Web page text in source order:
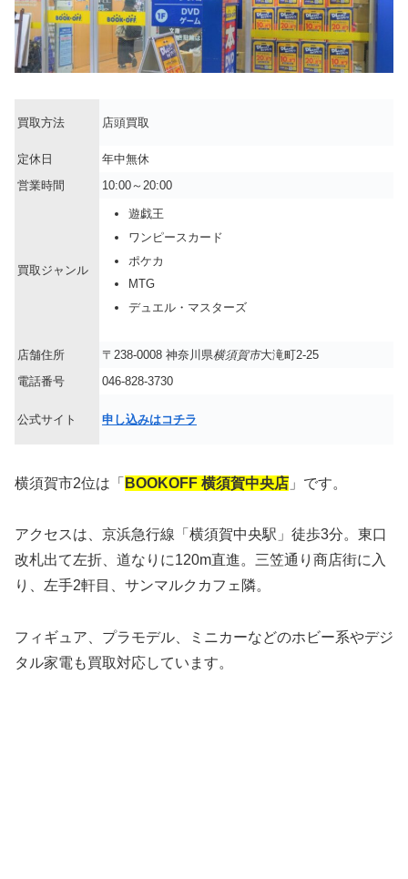
買取方法 店頭買取
定休日
年中無休
営業時間
10:00～20:00
買取ジャンル
遊戯王
ワンピースカード
ポケカ
MTG
デュエル・マスターズ
店舗住所 〒238-0008 神奈川県横須賀市大滝町2-25
電話番号
046-828-3730
公式サイト 申し込みはコチラ
横須賀市2位は「 BOOKOFF 横須賀中央店 」です。
アクセスは、京浜急行線「横須賀中央駅」徒歩3分。東口
改札出て左折、道なりに120m直進。三笠通り商店街に入
り、左手2軒目、サンマルクカフェ隣。
フィギュア、プラモデル、ミニカーなどのホビー系やデジ
タル家電も買取対応しています。